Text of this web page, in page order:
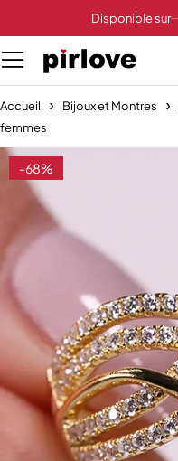
Disponible sur
Accueil Bijoux et Montres
femmes
-68%